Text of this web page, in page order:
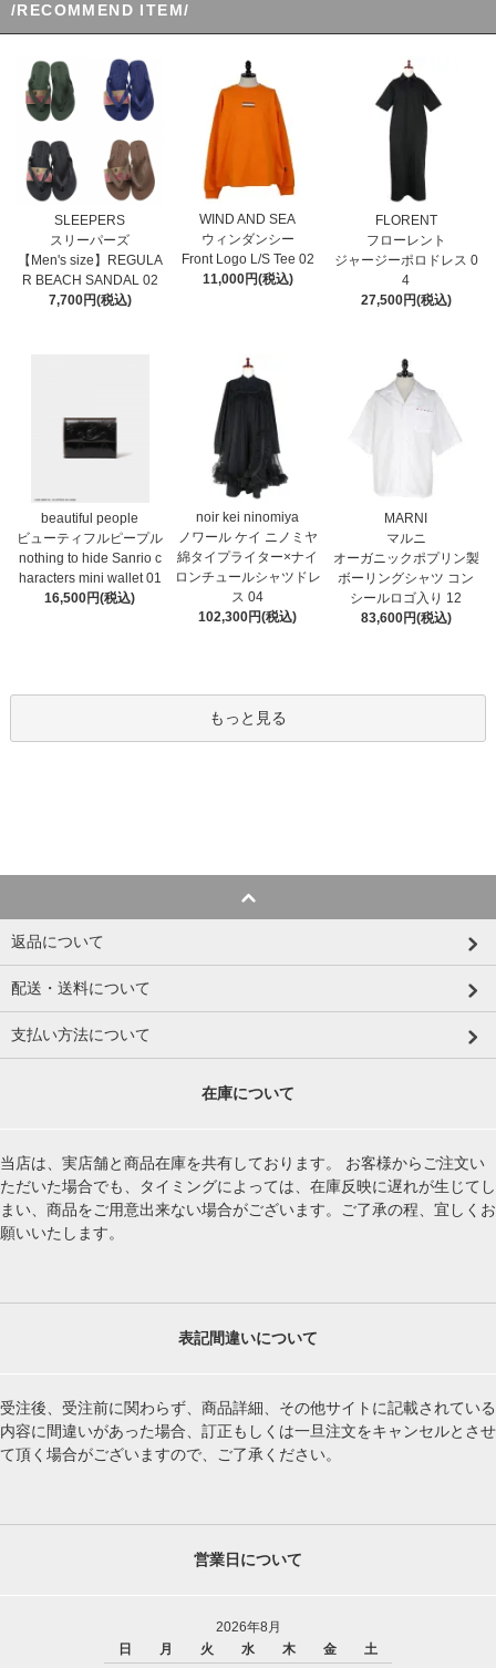
/RECOMMEND ITEM/
SLEEPERS
スリーパーズ
【Men's size】REGULA
R BEACH SANDAL 02
7,700円(税込)
WIND AND SEA
ウィンダンシー
Front Logo L/S Tee 02
11,000円(税込)
FLORENT
フローレント
ジャージーポロドレス 0
4
27,500円(税込)
beautiful people
ビューティフルピープル
nothing to hide Sanrio c
haracters mini wallet⁠ 01
16,500円(税込)
noir kei ninomiya
ノワール ケイ ニノミヤ
綿タイプライター×ナイ
ロンチュールシャツドレ
ス 04
102,300円(税込)
MARNI
マルニ
オーガニックポプリン製
ボーリングシャツ コン
シールロゴ入り 12
83,600円(税込)
もっと見る
返品について
配送・送料について
支払い方法について
在庫について
当店は、実店舗と商品在庫を共有しております。 お客様からご注文い
ただいた場合でも、タイミングによっては、在庫反映に遅れが生じてし
まい、商品をご用意出来ない場合がございます。ご了承の程、宜しくお
願いいたします。
表記間違いについて
受注後、受注前に関わらず、商品詳細、その他サイトに記載されている
内容に間違いがあった場合、訂正もしくは一旦注文をキャンセルとさせ
て頂く場合がございますので、ご了承ください。
営業日について
2026年8月
日
月 火 水 木 金
土